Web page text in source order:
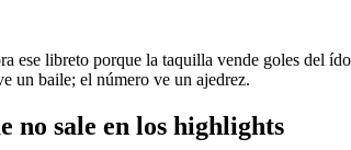
ese libreto porque la taquilla vende goles del
un baile; el número ve un ajedrez.
no sale en los highlights